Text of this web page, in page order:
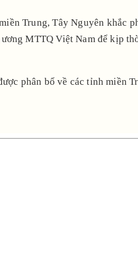
Trung, Tây Nguyên khắc
MTTQ Việt Nam để kịp
phân bổ về các tỉnh miền